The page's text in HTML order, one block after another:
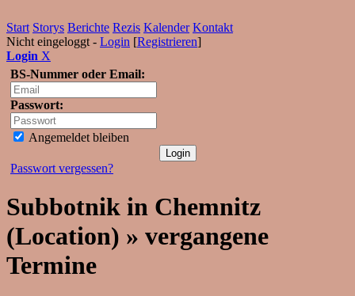
Start Storys Berichte Rezis Kalender Kontakt
Nicht eingeloggt - Login [Registrieren]
Login X
BS-Nummer oder Email:
Passwort:
Angemeldet bleiben
Passwort vergessen?
Subbotnik in Chemnitz
(Location) » vergangene
Termine